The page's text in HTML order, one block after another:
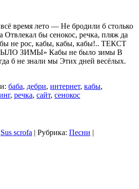
время лето — Не бродили б столько
Отвлекал бы сенокос, речка, пляж да
бы не рос, кабы, кабы, кабы!.. ТЕКСТ
ЗИМЫ» Кабы не было зимы В
б не знали мы Этих дней весёлых.
баба, дебри, интернет, кабы,
, речка, сайт, сенокос
Sus scrofa | Рубрика: Песни |